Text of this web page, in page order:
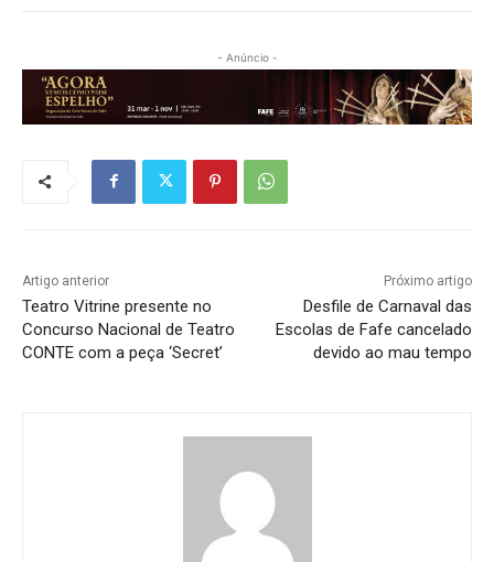
- Anúncio -
Artigo anterior
Teatro Vitrine presente no
Concurso Nacional de Teatro
CONTE com a peça ‘Secret’
Próximo artigo
Desfile de Carnaval das
Escolas de Fafe cancelado
devido ao mau tempo